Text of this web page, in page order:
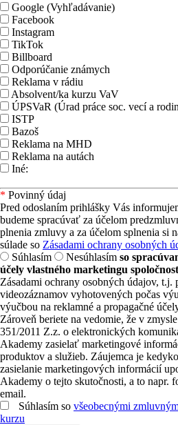
Google (Vyhľadávanie)
Facebook
Instagram
TikTok
Billboard
Odporúčanie známych
Reklama v rádiu
Absolvent/ka kurzu VaV
ÚPSVaR (Úrad práce soc. vecí a
ISTP
Bazoš
Reklama na MHD
Reklama na autách
Iné:
* Povinný údaj
Pred odoslaním prihlášky Vás
budeme spracúvať za účelom
plnenia zmluvy a za účelom splnenia si
súlade so Zásadami ochrany osobných
Súhlasím
Nesúhlasím so
účely vlastného marketingu
Zásadami ochrany osobných údajov,
videozáznamov vyhotovených počas
výučbou na reklamné a propagačné
Zároveň beriete na vedomie, že v
351/2011 Z.z. o elektronických
Akademy zasielať marketingové
produktov a služieb. Záujemca je
zasielanie marketingových informácií
Akademy o tejto skutočnosti, a to napr.
email.
Súhlasím so všeobecnými
kurzu